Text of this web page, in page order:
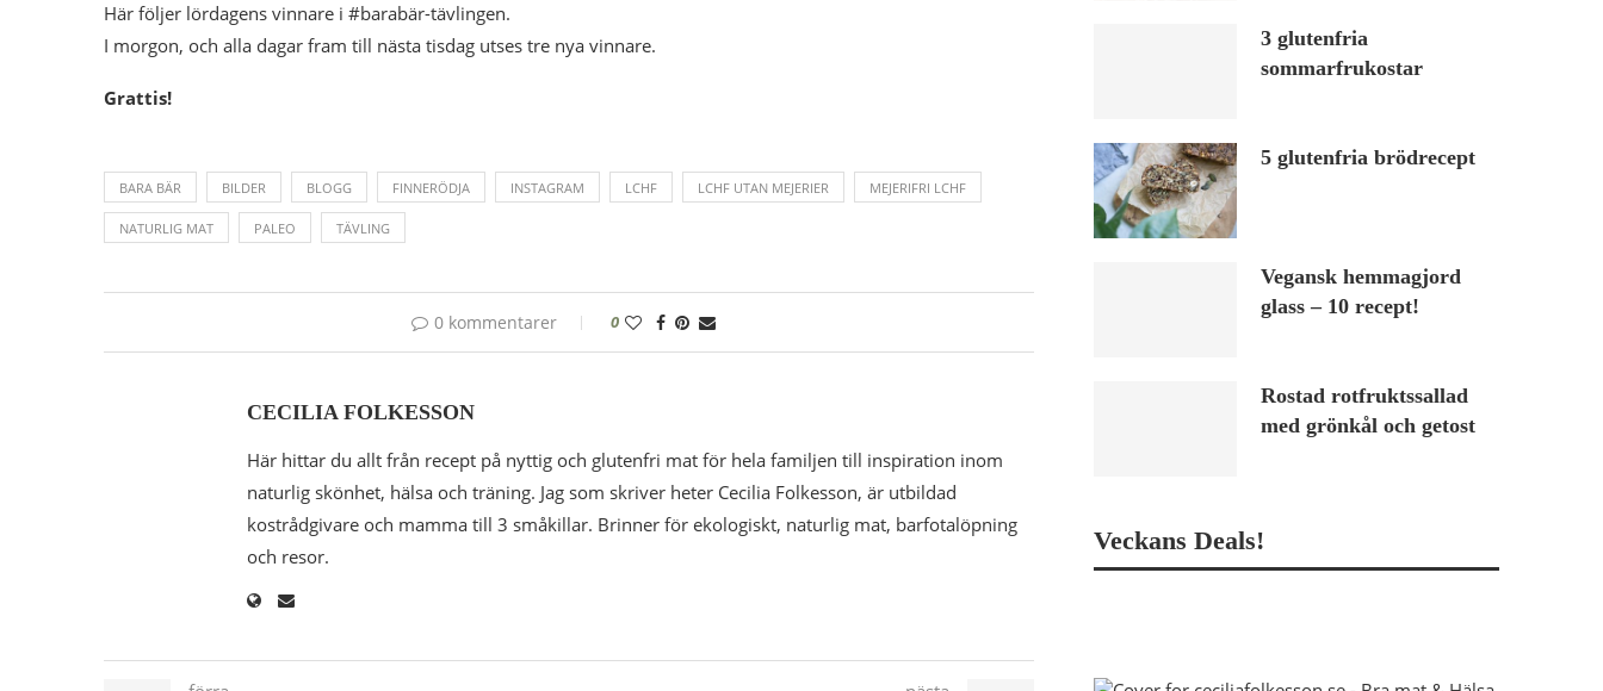
Här följer lördagens vinnare i #barabär-tävlingen.
I morgon, och alla dagar fram till nästa tisdag utses tre nya vinnare.
Grattis!
BARA BÄR BILDER BLOGG FINNERÖDJA INSTAGRAM LCHF LCHF UTAN MEJERIER MEJERIFRI LCHF
NATURLIG MAT PALEO TÄVLING
0 kommentarer 0
CECILIA FOLKESSON
Här hittar du allt från recept på nyttig och glutenfri mat för hela familjen till inspiration inom
naturlig skönhet, hälsa och träning. Jag som skriver heter Cecilia Folkesson, är utbildad
kostrådgivare och mamma till 3 småkillar. Brinner för ekologiskt, naturlig mat, barfotalöpning
och resor.
3 glutenfria
sommarfrukostar
5 glutenfria brödrecept
Vegansk hemmagjord
glass – 10 recept!
Rostad rotfruktssallad
med grönkål och getost
Veckans Deals!